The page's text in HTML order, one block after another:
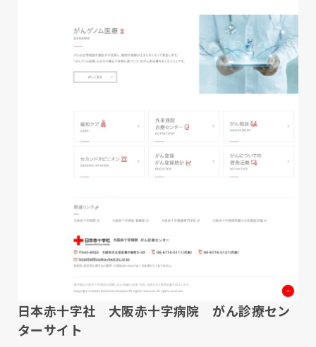
日本赤十字社 大阪赤十字病院 がん診療セン
ターサイト